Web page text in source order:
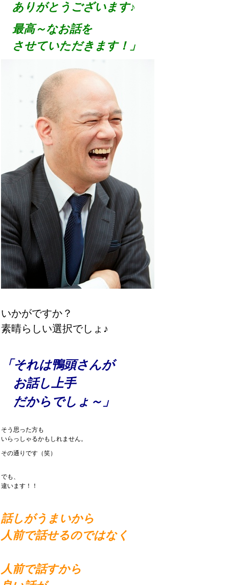
ありがとうございます♪
最高～なお話を
させていただきます！」
いかがですか？
素晴らしい選択でしょ♪
「それは鴨頭さんが
お話し上手
だからでしょ～」
そう思った方も
いらっしゃるかもしれません。
その通りです（笑）
でも、
違います！！
話しがうまいから
人前で話せるのではなく
人前で話すから